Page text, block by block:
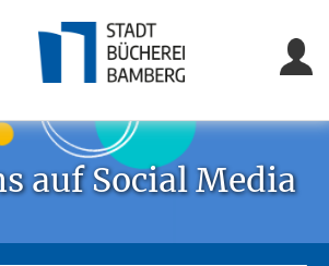
auf Social Media